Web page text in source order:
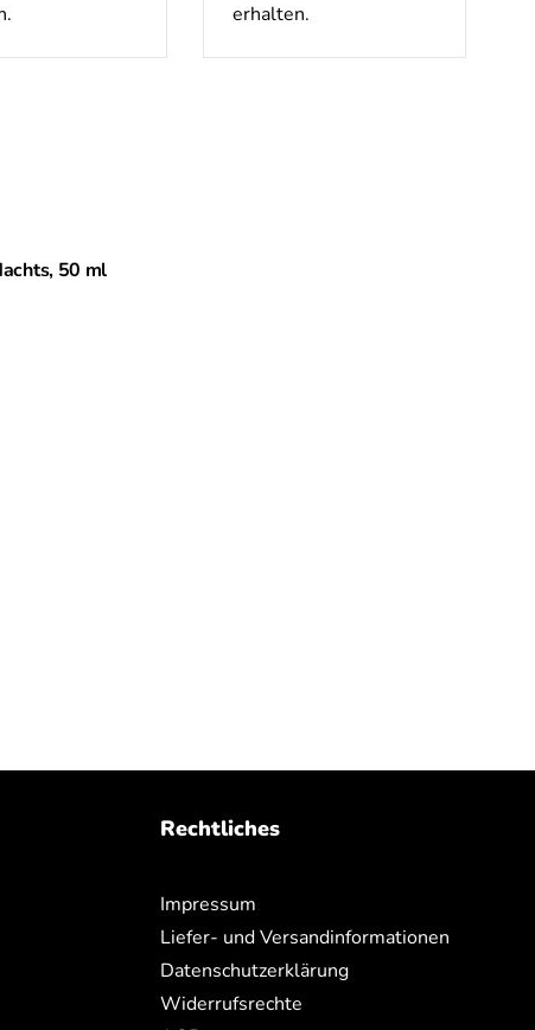
erhalten.
50 ml
Rechtliches
Impressum
Liefer- und Versandinformationen
Datenschutzerklärung
Widerrufsrechte